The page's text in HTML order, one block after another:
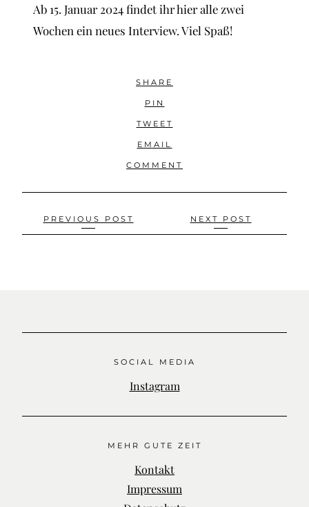
Ab 15. Januar 2024 findet ihr hier alle zwei
Wochen ein neues Interview. Viel Spaß!
SHARE
PIN
TWEET
EMAIL
COMMENT
Beitragsnavigation
PREVIOUS POST NEXT POST
SOCIAL MEDIA
Instagram
MEHR GUTE ZEIT
Kontakt
Impressum